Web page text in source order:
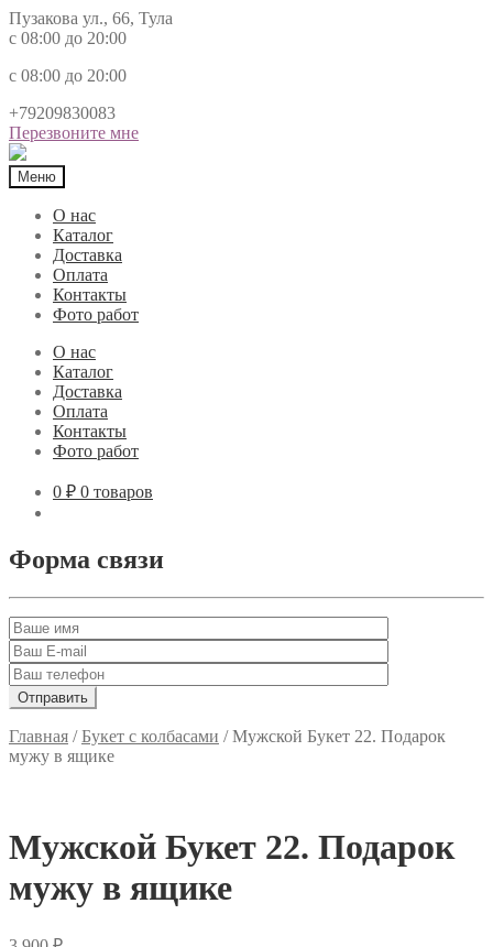
Пузакова ул., 66, Тула
с 08:00 до 20:00
с 08:00 до 20:00
+79209830083
Перезвоните мне
Меню
О нас
Каталог
Доставка
Оплата
Контакты
Фото работ
О нас
Каталог
Доставка
Оплата
Контакты
Фото работ
0 ₽ 0 товаров
Форма связи
Главная /Букет с колбасами /Мужской Букет 22. Подарок
мужу в ящике
Мужской Букет 22. Подарок
мужу в ящике